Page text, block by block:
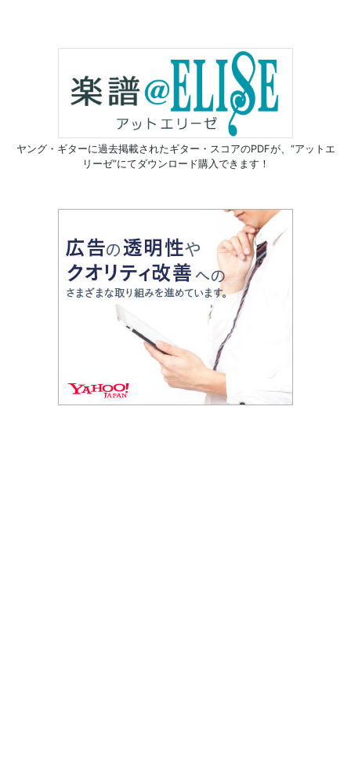
ヤング・ギターに過去掲載されたギター・スコアのPDFが、 “アットエ
リーゼ”にてダウンロード購入できます！